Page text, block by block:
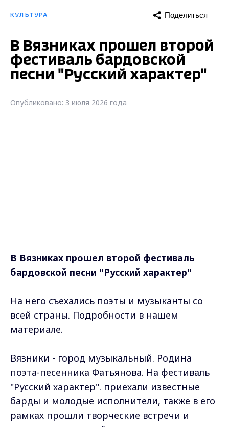
КУЛЬТУРА Поделиться
В Вязниках прошел второй
фестиваль бардовской
песни "Русский характер"
Опубликовано: 3 июля 2026 года
В Вязниках прошел второй фестиваль
бардовской песни "Русский характер"
На него съехались поэты и музыканты со
всей страны. Подробности в нашем
материале.
Вязники - город музыкальный. Родина
поэта-песенника Фатьянова. На фестиваль
"Русский характер". приехали известные
барды и молодые исполнители, также в его
рамках прошли творческие встречи и